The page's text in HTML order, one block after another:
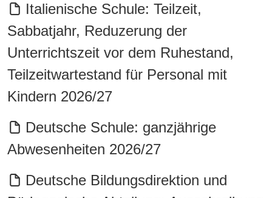
Italienische Schule: Teilzeit,
Sabbatjahr, Reduzerung der
Unterrichtszeit vor dem Ruhestand,
Teilzeitwartestand für Personal mit
Kindern 2026/27
Deutsche Schule: ganzjährige
Abwesenheiten 2026/27
Deutsche Bildungsdirektion und